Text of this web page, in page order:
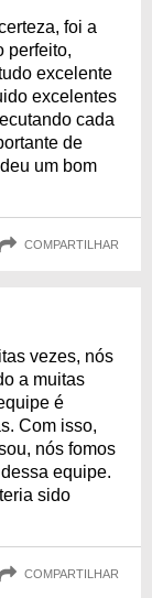
foi a
perfeito,
excelente
excelentes
cada
de
um bom
COMPARTILHAR
vezes, nós
a muitas
é
Com isso,
nós fomos
equipe.
sido
COMPARTILHAR